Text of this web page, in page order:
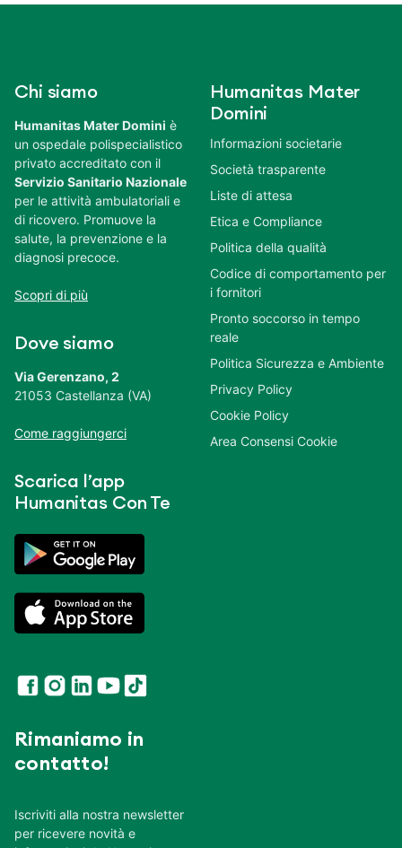
Chi siamo
Humanitas Mater Domini è
un ospedale polispecialistico
privato accreditato con il
Servizio Sanitario Nazionale
per le attività ambulatoriali e
di ricovero. Promuove la
salute, la prevenzione e la
diagnosi precoce.
Scopri di più
Dove siamo
Via Gerenzano, 2
21053 Castellanza (VA)
Come raggiungerci
Scarica l’app
Humanitas Con Te
Rimaniamo in
contatto!
Iscriviti alla nostra newsletter
per ricevere novità e
Humanitas Mater
Domini
Informazioni societarie
Società trasparente
Liste di attesa
Etica e Compliance
Politica della qualità
Codice di comportamento per
i fornitori
Pronto soccorso in tempo
reale
Politica Sicurezza e Ambiente
Privacy Policy
Cookie Policy
Area Consensi Cookie